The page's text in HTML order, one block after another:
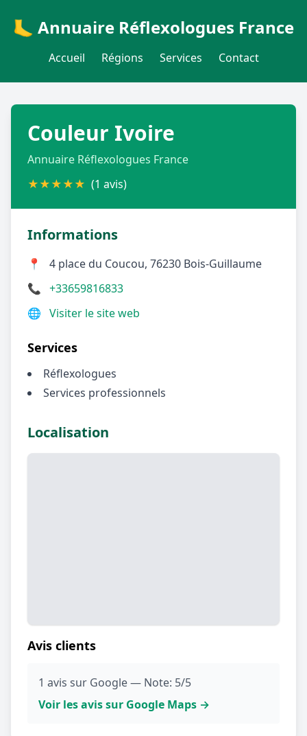
🦶 Annuaire Réflexologues France
Accueil Régions Services Contact
Couleur Ivoire
Annuaire Réflexologues France
★★★★★ (1 avis)
Informations
📍
4 place du Coucou, 76230 Bois-Guillaume
📞 +33659816833
🌐 Visiter le site web
Services
Réflexologues
Services professionnels
Localisation
Avis clients
1 avis sur Google — Note: 5/5
Voir les avis sur Google Maps →